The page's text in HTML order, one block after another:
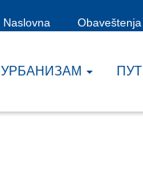
Naslovna Obaveštenja
УРБАНИЗАМ